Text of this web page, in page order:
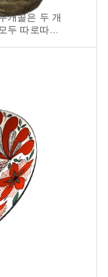
개골은 두 개
두 따로따로